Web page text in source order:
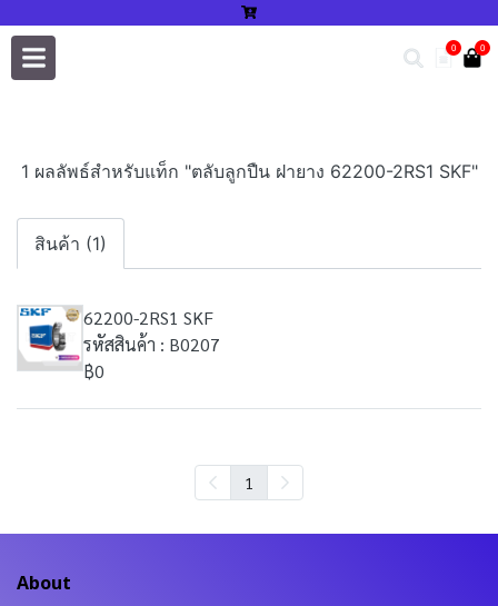
0 0
1 ผลลัพธ์สำหรับแท็ก "ตลับลูกปืน ฝายาง 62200-2RS1 SKF"
สินค้า (1)
62200-2RS1 SKF
รหัสสินค้า : B0207
฿0
1
About